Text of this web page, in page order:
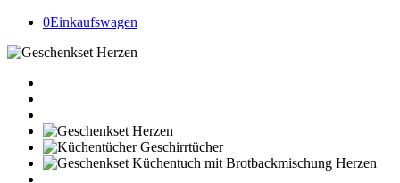
0Einkaufswagen